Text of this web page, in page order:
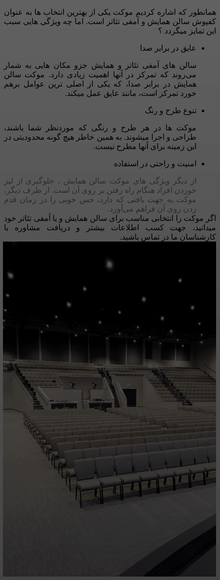
همانطور که اشاره کردیم موکت یکی از بهترین انتخاب ها به عنوان
کفپوش سالن همایش و آمفی تئاتر است. اما چه ویژگی هایی سبب
این تمایز میگردد ؟
عایق در برابر صدا
سالن های آمفی تئاتر و همایش جزو مکان هایی به شمار
می‌روند که تمرکز در آنها اهمیت زیادی دارد. موکت سالن
همایش در برابر صدا، که یکی از اصلی ترین عوامل برهم
خورد تمرکز است، مانند عایق عمل میکند.
تنوع طرح و رنگ
موکت ها در هر طرح و رنگی که موردنظر شما باشند،
طراحی و اجرا میشوند. به همین خاطر هیچ گونه محدودیتی در
این زمینه برای آنها مطرح نیست.
امنیت و راحتی در استفاده
از دیگر ویژگی های موکت سالن همایش ، جلوگیری از لیز
خوردن افراد هنگام راه رفتن بر روی آن است. از طرف دیگر،
موکت به جهت بافتی که دارد، حس خوبی را در زمان قدم
زدن روی آن فراهم می‌آورد.
اگر موکت را انتخابی مناسب برای سالن همایش و یا آمفی تئاتر خود
میدانید، جهت کسب اطلاعات بیشتر و دریافت مشاوره با
کارشناسان ما در تماس باشید.